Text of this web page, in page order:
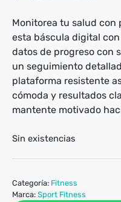
Monitorea tu salud
esta báscula digital
datos de progreso con
un seguimiento
plataforma resistente
cómoda y resultados
mantente motivado
Sin existencias
Categoría: Fitness
Marca: Sport Fitness